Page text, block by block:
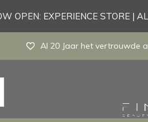
Al 20 Jaar het vertrouwde
OPEN: EXPERIENCE STORE |